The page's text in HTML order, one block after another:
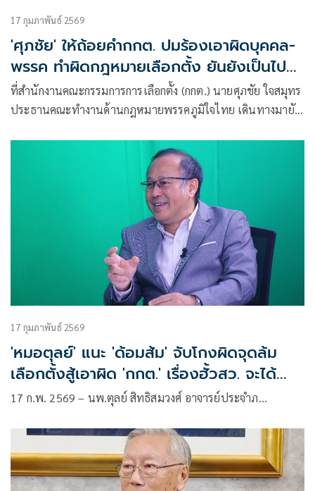
17 กุมภาพันธ์ 2569
'ศุภชัย' ให้ถ้อยคำกกต. ปมร้องเอาผิดบุคคล-
พรรค ทำผิดกฎหมายเลือกตั้ง ยันยังเป็นไป
โดยลับ
ที่สำนักงานคณะกรรมการการเลือกตั้ง (กกต.) นายศุภชัย ใจสมุทร
ประธานคณะทำงานด้านกฎหมายพรรคภูมิใจไทย เดินทางมายัง
17 กุมภาพันธ์ 2569
'หมอตุลย์' แนะ 'ด้อมส้ม' จับโกงผิดจุดล้ม
เลือกตั้งสู้เอาผิด 'กกต.' เรื่องฮั้วสว. จะได้
ผลกว่า
17 ก.พ. 2569 – นพ.ตุลย์ สิทธิสมวงศ์ อาจารย์ประจำภ…